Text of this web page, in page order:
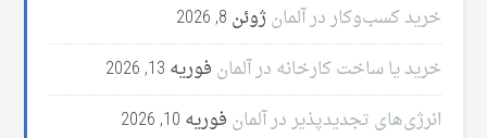
خرید کسب‌وکار در آلمان ژوئن 8, 2026
خرید یا ساخت کارخانه در آلمان فوریه 13, 2026
انرژی‌های تجدیدپذیر در آلمان فوریه 10, 2026